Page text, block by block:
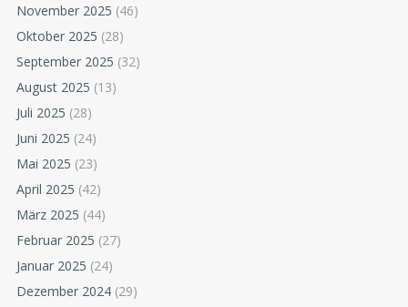
November 2025 (46)
Oktober 2025 (28)
September 2025 (32)
August 2025 (13)
Juli 2025 (28)
Juni 2025 (24)
Mai 2025 (23)
April 2025 (42)
März 2025 (44)
Februar 2025 (27)
Januar 2025 (24)
Dezember 2024 (29)